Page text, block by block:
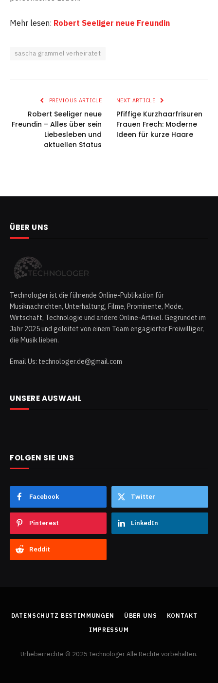
Mehr lesen: Robert Seeliger neue Freundin
sascha grammel verheiratet
PREVIOUS ARTICLE
Robert Seeliger neue
Freundin – Alles über sein
Liebesleben und
aktuellen Status
NEXT ARTICLE
Pfiffige Kurzhaarfrisuren
Frauen Frech: Moderne
Ideen für kurze Haare
ÜBER UNS
Technologer ist die führende Online-Publikation für
Musiknachrichten, Unterhaltung, Filme, Prominente, Mode,
Wirtschaft, Technologie und andere Online-Artikel. Gegründet im
Jahr 2025 und geleitet von einem Team engagierter Freiwilliger,
die Musik lieben.
Email Us: technologer.de@gmail.com
UNSERE AUSWAHL
FOLGEN SIE UNS
Facebook Twitter
Pinterest LinkedIn
Reddit
DATENSCHUTZ BESTIMMUNGEN ÜBER UNS
KONTAKT
IMPRESSUM
Urheberrechte © 2025 Technologer Alle Rechte vorbehalten.